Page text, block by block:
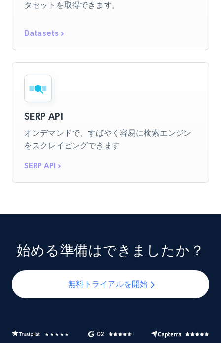
タセットを取得できます。
Datasets
SERP API
オンデマンドで、すばやく容易に検索エンジン
をスクレイピングできます
SERP API
始める準備はできましたか？
無料トライアルを開始